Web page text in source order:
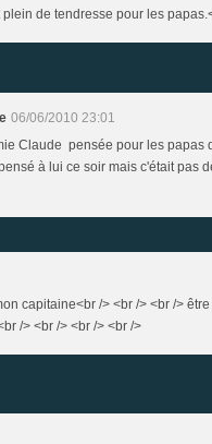
de tendresse pour les
06/06/2010 23:01
Claude pensée pour les papas
à lui ce soir mais c'était pas
capitaine<br /> <br /> <br />
/> <br /> <br /> <br />